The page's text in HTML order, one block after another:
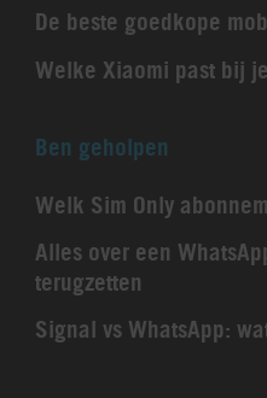
De beste goedkope
Welke Xiaomi past bij
Ben geholpen
Welk Sim Only
Alles over een
terugzetten
Signal vs WhatsApp: